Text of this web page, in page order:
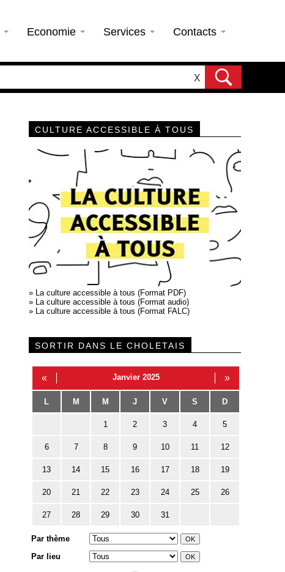
Economie Services Contacts
X
CULTURE ACCESSIBLE À TOUS
» La culture accessible à tous (Format PDF)
» La culture accessible à tous (Format audio)
» La culture accessible à tous (Format FALC)
SORTIR DANS LE CHOLETAIS
« Janvier 2025 »
L M M J V S D
1 2 3 4 5
6 7 8 9 10 11 12
13 14 15 16 17 18 19
20 21 22 23 24 25 26
27 28 29 30 31
Par thème
Par lieu